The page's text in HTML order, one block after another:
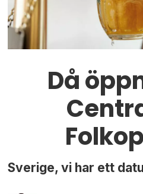
Då
Sverige, vi har ett